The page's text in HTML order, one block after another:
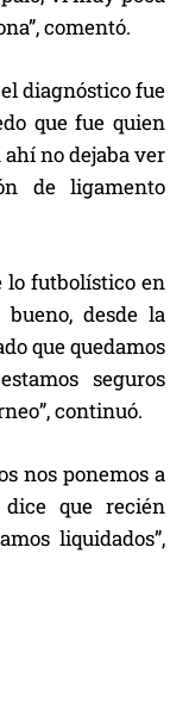
comentó.
diagnóstico fue
que fue quien
no dejaba ver
de ligamento
lo futbolístico en
desde la
que quedamos
seguros
continuó.
nos ponemos a
que recién
liquidados”,